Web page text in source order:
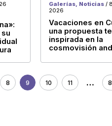
Galerías, Noticias/
2026
Vacaciones en
una propuesta
inspirada en la
cosmovisión
8 9 10 11 …